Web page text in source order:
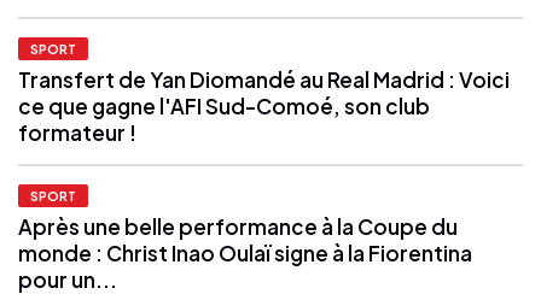
SPORT
Transfert de Yan Diomandé au Real Madrid : Voici
ce que gagne l'AFI Sud-Comoé, son club
formateur !
SPORT
Après une belle performance à la Coupe du
monde : Christ Inao Oulaï signe à la Fiorentina
pour un...